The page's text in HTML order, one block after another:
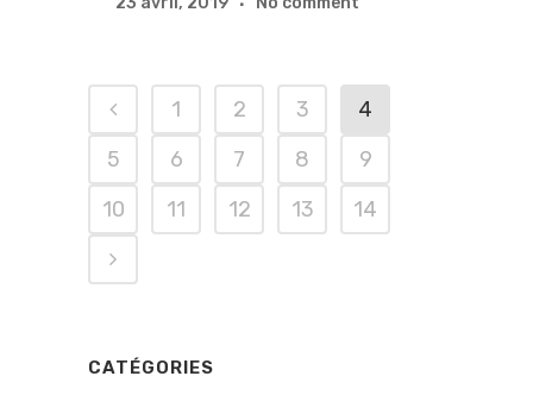
1 2 3
4
5
6 7 8
9
10
11 12 13 14
CATÉGORIES